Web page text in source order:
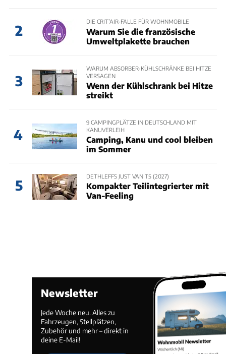
2
DIE CRIT’AIR-FALLE FÜR WOHNMOBILE
Warum Sie die französische
Umweltplakette brauchen
3
WARUM ABSORBER-KÜHLSCHRÄNKE BEI HITZE
VERSAGEN
Wenn der Kühlschrank bei Hitze
streikt
4
9 CAMPINGPLÄTZE IN DEUTSCHLAND MIT
KANUVERLEIH
Camping, Kanu und cool bleiben
im Sommer
5
DETHLEFFS JUST VAN T5 (2027)
Kompakter Teilintegrierter mit
Van-Feeling
Newsletter
Jede Woche neu. Alles zu
Fahrzeugen, Stellplätzen,
Zubehör und mehr – direkt in
deine E-Mail!